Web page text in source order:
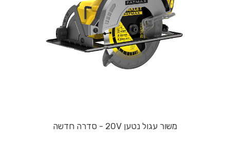
משור עגול נטען 20V - סדרה חדשה